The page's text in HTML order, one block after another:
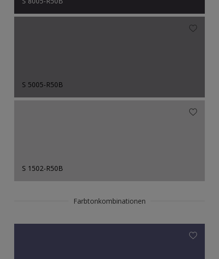
S 5005-R50B
S 1502-R50B
Farbtonkombinationen